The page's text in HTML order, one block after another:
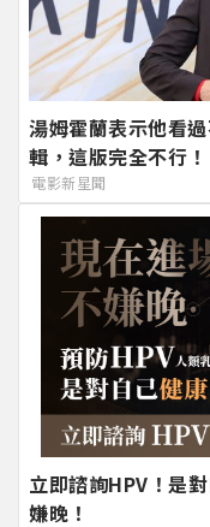
湯姆霍蘭表示他看
輯，這版完全不行！
電影新星聞
立即諮詢HPV！是
嫌晚！